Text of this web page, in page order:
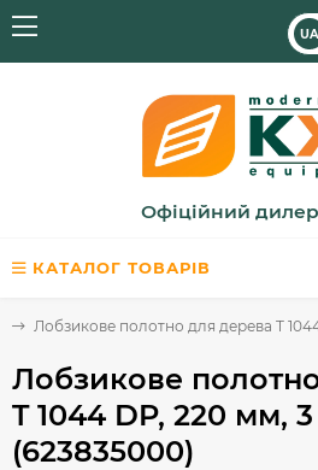
UA
Офіційний
КАТАЛОГ ТОВАРІВ
Лобзикове полотно для дерева T
Лобзикове
T 1044 DP, 220 мм,
(623835000)